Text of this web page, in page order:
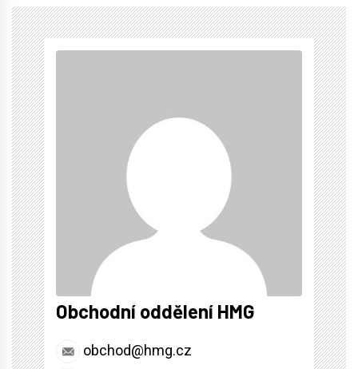
Obchodní oddělení HMG
obchod@hmg.cz